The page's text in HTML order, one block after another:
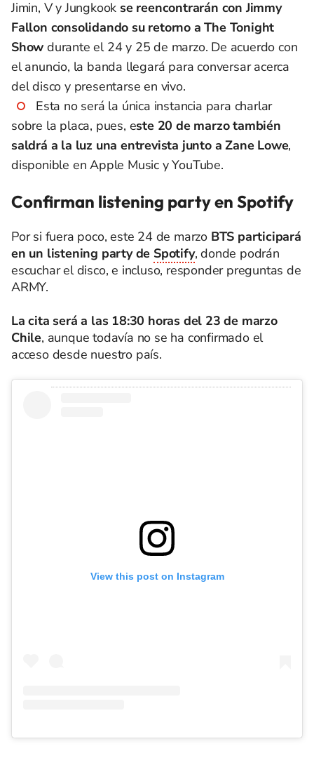
Jimin, V y Jungkook se reencontrarán con Jimmy
Fallon consolidando su retorno a The Tonight
Show durante el 24 y 25 de marzo. De acuerdo con
el anuncio, la banda llegará para conversar acerca
del disco y presentarse en vivo.
Esta no será la única instancia para charlar
sobre la placa, pues, este 20 de marzo también
saldrá a la luz una entrevista junto a Zane Lowe,
disponible en Apple Music y YouTube.
Confirman listening party en Spotify
Por si fuera poco, este 24 de marzo BTS participará
en un listening party de Spotify, donde podrán
escuchar el disco, e incluso, responder preguntas de
ARMY.
La cita será a las 18:30 horas del 23 de marzo
Chile, aunque todavía no se ha confirmado el
acceso desde nuestro país.
View this post on Instagram